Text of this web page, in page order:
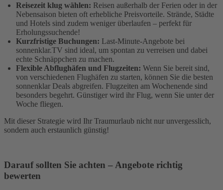
Reisezeit klug wählen: Reisen außerhalb der Ferien oder in der
Nebensaison bieten oft erhebliche Preisvorteile. Strände, Städte
und Hotels sind zudem weniger überlaufen – perfekt für
Erholungssuchende!
Kurzfristige Buchungen: Last-Minute-Angebote bei
sonnenklar.TV sind ideal, um spontan zu verreisen und dabei
echte Schnäppchen zu machen.
Flexible Abflughäfen und Flugzeiten: Wenn Sie bereit sind,
von verschiedenen Flughäfen zu starten, können Sie die besten
sonnenklar Deals abgreifen. Flugzeiten am Wochenende sind
besonders begehrt. Günstiger wird ihr Flug, wenn Sie unter der
Woche fliegen.
Mit dieser Strategie wird Ihr Traumurlaub nicht nur unvergesslich,
sondern auch erstaunlich günstig!
Darauf sollten Sie achten – Angebote richtig
bewerten